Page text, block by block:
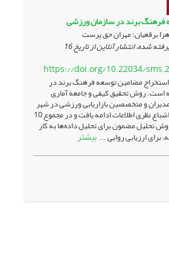
‌فرهنگ ‌برند ‌‌در سازمان ورزشی
برقعیان؛ مهران حق پرست
شده، انتشار آنلاین از تاریخ16
https://doi.org/10.22034/
مضامین توسعه فرهنگ برند در
است. روش تحقیق کیفی و جامعه آماری
و متخصصین بازاریابی ورزشی در شهر
اصفهان بود. مصاحبه تا اشباع نظری اطلاعات ادامه یافت و در مجموع 10
تحلیل مضمون برای تحلیل داده‌ها به کار
برای ارزیابی روایی ...بیشتر